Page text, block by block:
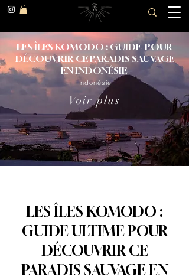
LES ÎLES KOMODO : GUIDE POUR
DÉCOUVRIR CE PARADIS SAUVAGE
EN INDONÉSIE
Indonésie
Voir plus
LES ÎLES KOMODO :
GUIDE ULTIME POUR
DÉCOUVRIR CE
PARADIS SAUVAGE EN